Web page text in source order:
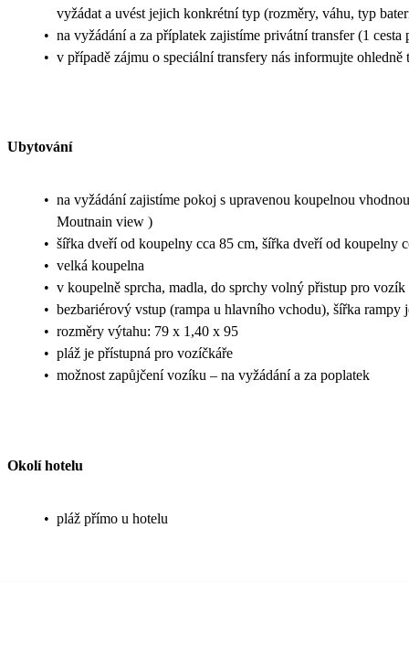
vyžádat a uvést jejich konkrétní typ (rozměry, váhu, typ
• na vyžádání a za příplatek zajistíme privátní transfer (1
• v případě zájmu o speciální transfery nás informujte
Ubytování
• na vyžádání zajistíme pokoj s upravenou koupelnou
Moutnain view )
• šířka dveří od koupelny cca 85 cm, šířka dveří od koupelny
• velká koupelna
• v koupelně sprcha, madla, do sprchy volný přistup pro vozík
• bezbariérový vstup (rampa u hlavního vchodu), šířka
• rozměry výtahu: 79 x 1,40 x 95
• pláž je přístupná pro vozíčkáře
• možnost zapůjčení vozíku – na vyžádání a za poplatek
Okolí hotelu
• pláž přímo u hotelu